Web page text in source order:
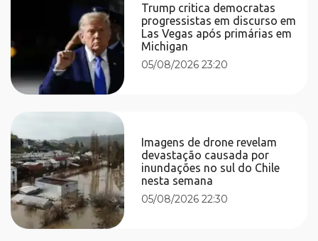
Trump critica democratas
progressistas em discurso em
Las Vegas após primárias em
Michigan
05/08/2026 23:20
Imagens de drone revelam
devastação causada por
inundações no sul do Chile
nesta semana
05/08/2026 22:30